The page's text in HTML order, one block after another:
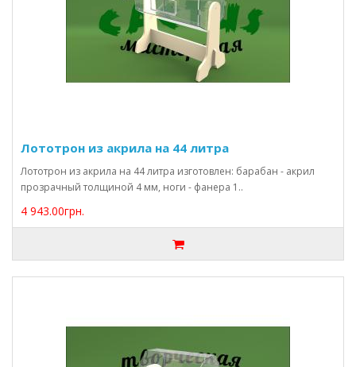
Лототрон из акрила на 44 литра
Лототрон из акрила на 44 литра изготовлен: барабан - акрил
прозрачный толщиной 4 мм, ноги - фанера 1..
4 943.00грн.